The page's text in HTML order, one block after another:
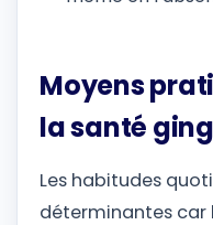
Moyens
la santé
Les habitudes
déterminantes car